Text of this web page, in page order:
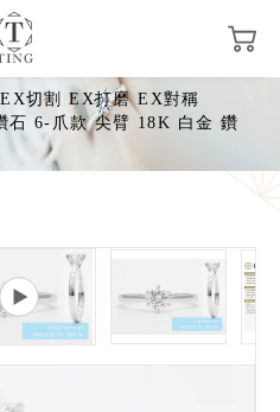
切割 EX打磨 EX對稱
石 6-爪款 尖臂 18K 白金 鑽